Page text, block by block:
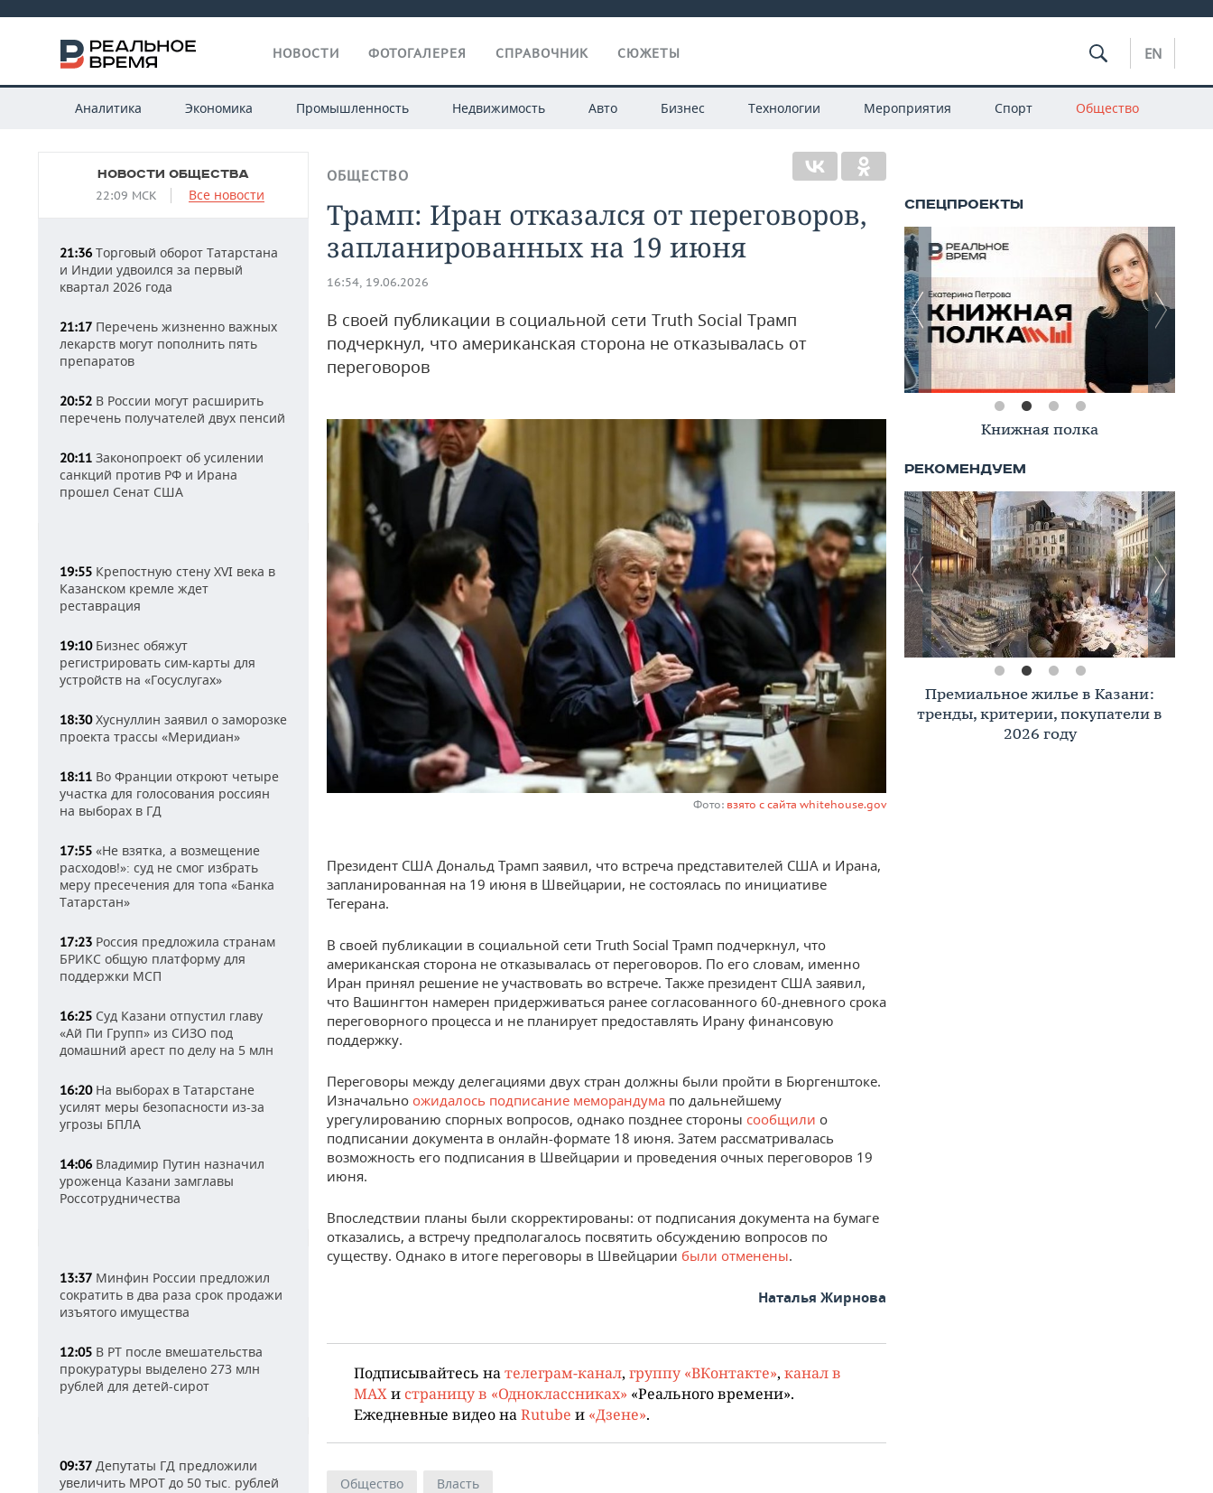
НОВОСТИ ФОТОГАЛЕРЕЯ СПРАВОЧНИК СЮЖЕТЫ EN
Аналитика Экономика Промышленность Недвижимость Авто Бизнес Технологии Мероприятия Спорт Общество
НОВОСТИ ОБЩЕСТВА
22:09 МСК Все новости
21:36 Торговый оборот Татарстана
и Индии удвоился за первый
квартал 2026 года
21:17 Перечень жизненно важных
лекарств могут пополнить пять
препаратов
20:52 В России могут расширить
перечень получателей двух пенсий
20:11 Законопроект об усилении
санкций против РФ и Ирана
прошел Сенат США
19:55 Крепостную стену XVI века в
Казанском кремле ждет
реставрация
19:10Бизнес обяжут
регистрировать сим-карты для
устройств на «Госуслугах»
18:30Хуснуллин заявил о заморозке
проекта трассы «Меридиан»
18:11 Во Франции откроют четыре
участка для голосования россиян
на выборах в ГД
17:55 «Не взятка, а возмещение
расходов!»: суд не смог избрать
меру пресечения для топа «Банка
Татарстан»
17:23 Россия предложила странам
БРИКС общую платформу для
поддержки МСП
16:25 Суд Казани отпустил главу
«Ай Пи Групп» из СИЗО под
домашний арест по делу на 5 млн
16:20На выборах в Татарстане
усилят меры безопасности из-за
угрозы БПЛА
14:06 Владимир Путин назначил
уроженца Казани замглавы
Россотрудничества
13:37 Минфин России предложил
сократить в два раза срок продажи
изъятого имущества
12:05 В РТ после вмешательства
прокуратуры выделено 273 млн
рублей для детей-сирот
09:37 Депутаты ГД предложили
увеличить МРОТ до 50 тыс. рублей
ОБЩЕСТВО
Трамп: Иран отказался от переговоров,
запланированных на 19 июня
16:54, 19.06.2026
В своей публикации в социальной сети Truth Social Трамп
подчеркнул, что американская сторона не отказывалась от
переговоров
Фото: взято с сайта whitehouse.gov
Президент США Дональд Трамп заявил, что встреча представителей США и Ирана,
запланированная на 19 июня в Швейцарии, не состоялась по инициативе
Тегерана.
В своей публикации в социальной сети Truth Social Трамп подчеркнул, что
американская сторона не отказывалась от переговоров. По его словам, именно
Иран принял решение не участвовать во встрече. Также президент США заявил,
что Вашингтон намерен придерживаться ранее согласованного 60-дневного срока
переговорного процесса и не планирует предоставлять Ирану финансовую
поддержку.
Переговоры между делегациями двух стран должны были пройти в Бюргенштоке.
Изначально ожидалось подписание меморандума по дальнейшему
урегулированию спорных вопросов, однако позднее стороны сообщили о
подписании документа в онлайн-формате 18 июня. Затем рассматривалась
возможность его подписания в Швейцарии и проведения очных переговоров 19
июня.
Впоследствии планы были скорректированы: от подписания документа на бумаге
отказались, а встречу предполагалось посвятить обсуждению вопросов по
существу. Однако в итоге переговоры в Швейцарии были отменены.
Наталья Жирнова
Подписывайтесь на телеграм-канал, группу «ВКонтакте», канал в
MAX и страницу в «Одноклассниках» «Реального времени».
Ежедневные видео на Rutube и «Дзене».
Общество Власть
Книжная полка
Премиальное жилье в Казани:
тренды, критерии, покупатели в
2026 году